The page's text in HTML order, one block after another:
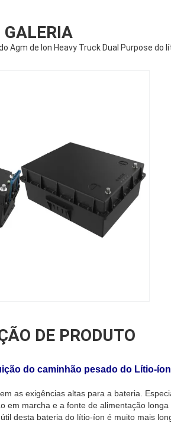
GALERIA
Agm de Ion Heavy Truck Dual Purpose do
DE PRODUTO
do caminhão pesado do Lítio-
as exigências altas para a bateria.
em marcha e a fonte de alimentação
desta bateria do lítio-íon é muito mais